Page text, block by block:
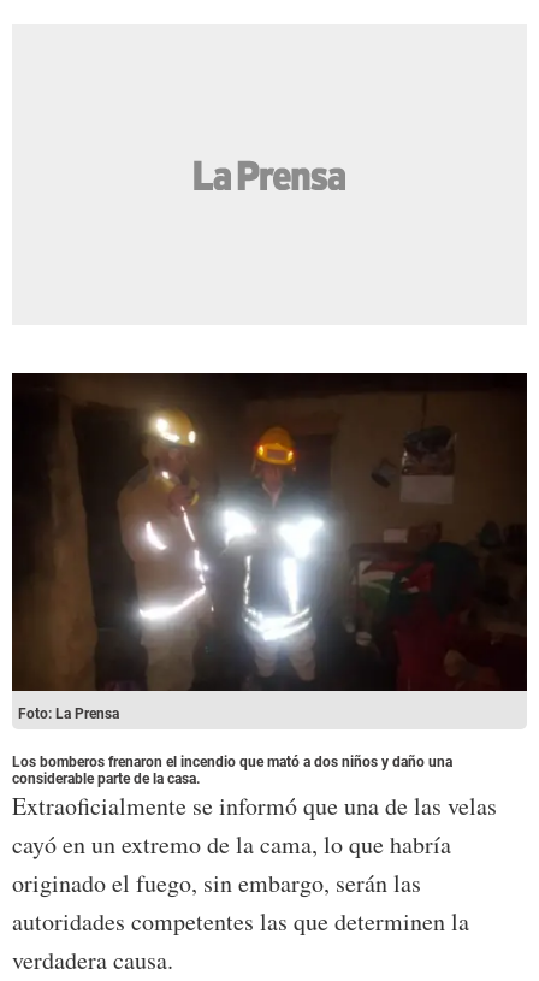
Foto: La Prensa
Los bomberos frenaron el incendio que mató a dos niños y daño una
considerable parte de la casa.
Extraoficialmente se informó que una de las velas
cayó en un extremo de la cama, lo que habría
originado el fuego, sin embargo, serán las
autoridades competentes las que determinen la
verdadera causa.